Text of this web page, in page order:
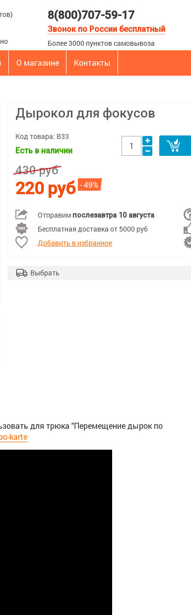
8(800)707-59-17
Звонок по России бесплатный
Более 3000 пунктов самовывоза
О магазине Контакты
Дырокол для фокусов
Код товара: В33
Есть в наличии
430 руб
220 руб - 49%
Отправим послезавтра 10 августа
Бесплатная доставка от 5000 руб
Добавить в избранное
Выбрать
для трюка "Перемещение дырок по
karte